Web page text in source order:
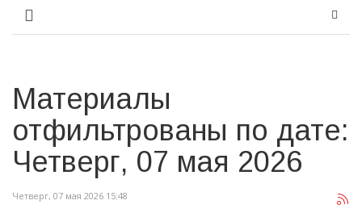
Материалы
отфильтрованы по дате:
Четверг, 07 мая 2026
Четверг, 07 мая 2026 15:48